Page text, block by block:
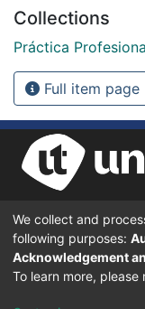
Collections
Práctica
Full item page
UNIVERSIDAD
BOULEVARD KENNEDY, V-
TEGUCIGALPA,
© 2024
We collect and
following purposes:
Acknowledgement
To learn more, please